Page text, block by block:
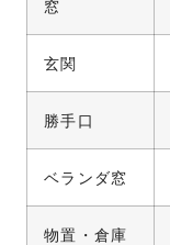
窓
玄関
勝手口
ベランダ窓
物置・倉庫